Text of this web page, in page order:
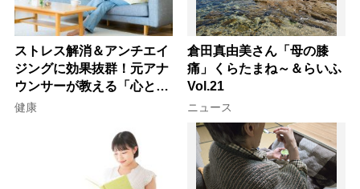
ストレス解消＆アンチエイ
ジングに効果抜群！元アナ
ウンサーが教える「心と体
を元気にする音読の習慣」
健康
倉田真由美さん「母の膝
痛」くらたまね～＆らいふ
Vol.21
ニュース